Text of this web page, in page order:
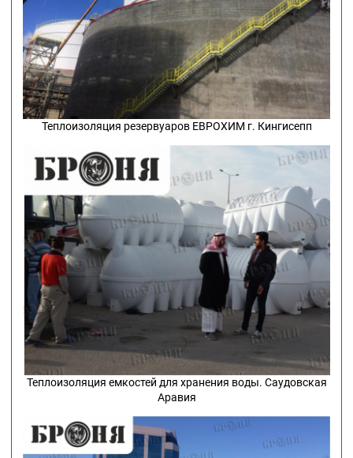
Теплоизоляция резервуаров ЕВРОХИМ г. Кингисепп
Теплоизоляция емкостей для хранения воды. Саудовская
Аравия